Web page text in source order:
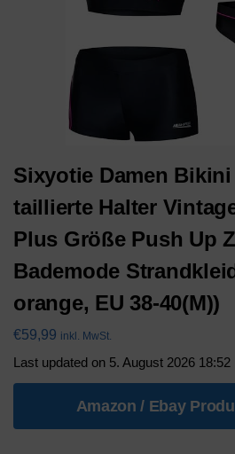
Sixyotie Damen
taillierte Halter
Plus Größe Push Up
Bademode
orange, EU 38-40(M))
€59,99 inkl. MwSt.
Last updated on 5. August 2026 18:52
Amazon / Ebay